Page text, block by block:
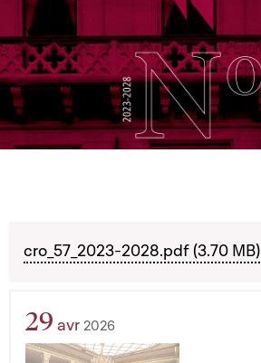
cro_57_2023-2028.pdf (3.70 MB)
29 avr 2026